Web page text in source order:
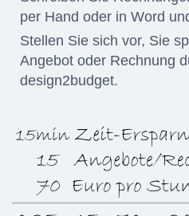
per Hand oder in Word
Stellen Sie sich vor, Sie
Angebot oder Rechnung
design2budget.